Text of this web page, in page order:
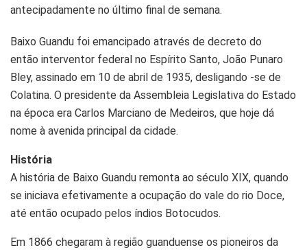
antecipadamente no último final de semana.
Baixo Guandu foi emancipado através de decreto do
então interventor federal no Espírito Santo, João Punaro
Bley, assinado em 10 de abril de 1935, desligando -se de
Colatina. O presidente da Assembleia Legislativa do Estado
na época era Carlos Marciano de Medeiros, que hoje dá
nome à avenida principal da cidade.
História
A história de Baixo Guandu remonta ao século XIX, quando
se iniciava efetivamente a ocupação do vale do rio Doce,
até então ocupado pelos índios Botocudos.
Em 1866 chegaram à região guanduense os pioneiros da